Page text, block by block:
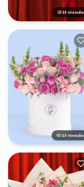
14 viendo
25 viendo